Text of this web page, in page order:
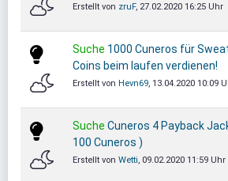
Erstellt von zruF, 27.02.2020 16:25 Uhr
Suche 1000 Cuneros für
Coins beim laufen verdienen!
Erstellt von Hevn69 , 13.04.2020 10:09
Suche Cuneros 4 Payback
100 Cuneros )
Erstellt von Wetti , 09.02.2020 11:59 Uhr